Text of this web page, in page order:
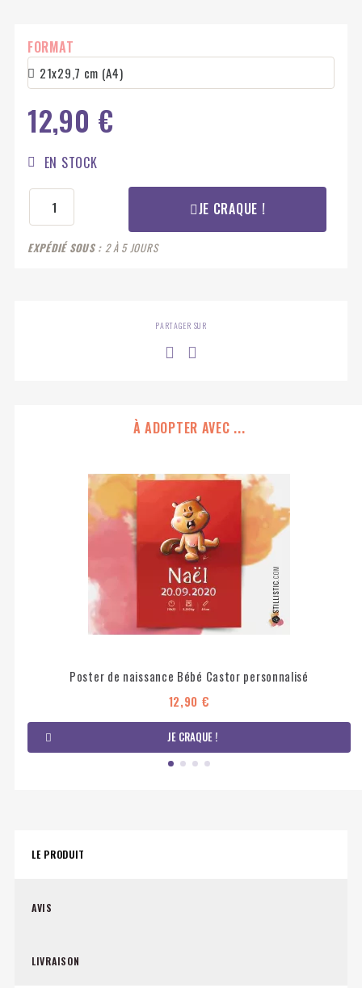
FORMAT
12,90 €
EN STOCK
JE CRAQUE !
EXPÉDIÉ SOUS 2 À 5 JOURS
PARTAGER SUR
À ADOPTER AVEC ...
Poster de naissance Bébé Castor personnalisé
12,90 €
JE CRAQUE !
LE PRODUIT
AVIS
LIVRAISON